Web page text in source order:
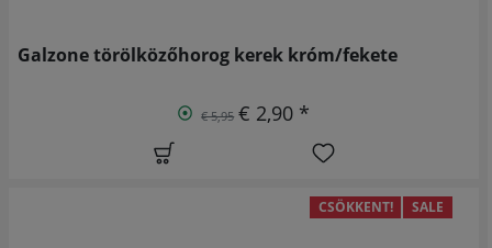
Galzone törölközőhorog kerek króm/fekete
€ 5,95 € 2,90 *
CSÖKKENT! SALE